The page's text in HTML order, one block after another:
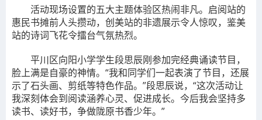
活动现场设置的五大主题体验区热闹非凡。启阅站的
惠民书摊前人头攒动，创美站的非遗展示令人惊叹，鉴美
站的诗词飞花令擂台气氛热烈。
平川区向阳小学学生段思辰刚参加完经典诵读节目，
脸上满是自豪的神情。“我和同学们一起表演了节目，还展
示了石头画、剪纸等特色作品。”段思辰说，“这次活动让
我深刻体会到阅读涵养心灵、促进成长。今后我会坚持多
读书、读好书，争做陇原书香少年。”